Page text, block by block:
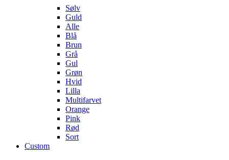
Sølv
Guld
Alle
Blå
Brun
Grå
Gul
Grøn
Hvid
Lilla
Multifarvet
Orange
Pink
Rød
Sort
Custom